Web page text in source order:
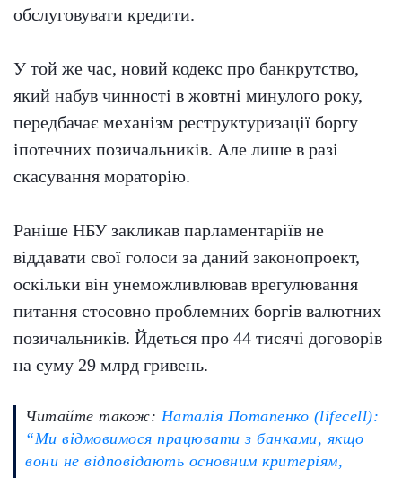
обслуговувати кредити.
У той же час, новий кодекс про банкрутство,
який набув чинності в жовтні минулого року,
передбачає механізм реструктуризації боргу
іпотечних позичальників. Але лише в разі
скасування мораторію.
Раніше НБУ закликав парламентаріїв не
віддавати свої голоси за даний законопроект,
оскільки він унеможливлював врегулювання
питання стосовно проблемних боргів валютних
позичальників. Йдеться про 44 тисячі договорів
на суму 29 млрд гривень.
Читайте також: Наталія Потапенко (lifecell):
“Ми відмовимося працювати з банками, якщо
вони не відповідають основним критеріям,